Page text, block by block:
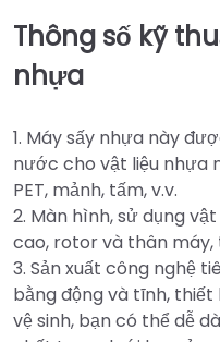
Thông số kỹ
nhựa
1. Máy sấy nhựa này
nước cho vật liệu nhựa
PET, mảnh, tấm, v.v.
2. Màn hình, sử dụng
cao, rotor và thân máy,
3. Sản xuất công nghệ
bằng động và tĩnh, thiết
vệ sinh, bạn có thể dễ